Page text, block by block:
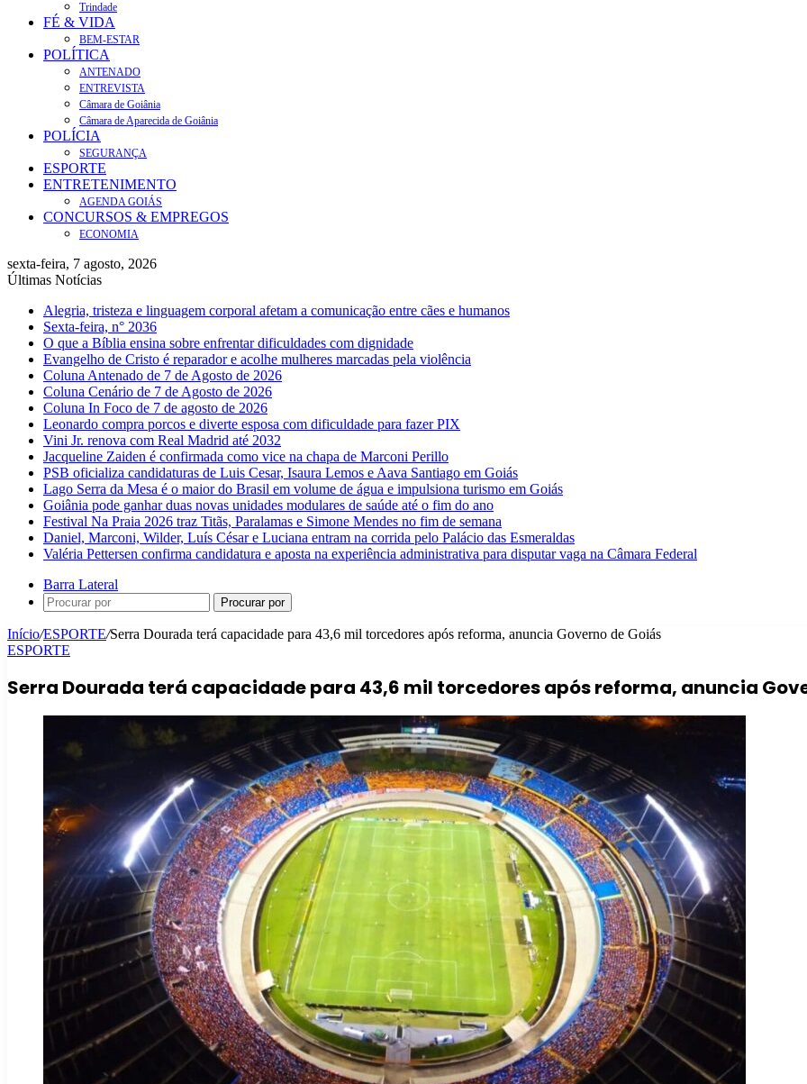
Trindade
FÉ & VIDA
BEM-ESTAR
POLÍTICA
ANTENADO
ENTREVISTA
Câmara de Goiânia
Câmara de Aparecida de Goiânia
POLÍCIA
SEGURANÇA
ESPORTE
ENTRETENIMENTO
AGENDA GOIÁS
CONCURSOS & EMPREGOS
ECONOMIA
sexta-feira, 7 agosto, 2026
Últimas Notícias
Alegria, tristeza e linguagem corporal afetam a comunicação entre cães e humanos
Sexta-feira, n° 2036
O que a Bíblia ensina sobre enfrentar dificuldades com dignidade
Evangelho de Cristo é reparador e acolhe mulheres marcadas pela violência
Coluna Antenado de 7 de Agosto de 2026
Coluna Cenário de 7 de Agosto de 2026
Coluna In Foco de 7 de agosto de 2026
Leonardo compra porcos e diverte esposa com dificuldade para fazer PIX
Vini Jr. renova com Real Madrid até 2032
Jacqueline Zaiden é confirmada como vice na chapa de Marconi Perillo
PSB oficializa candidaturas de Luis Cesar, Isaura Lemos e Aava Santiago em Goiás
Lago Serra da Mesa é o maior do Brasil em volume de água e impulsiona turismo em Goiás
Goiânia pode ganhar duas novas unidades modulares de saúde até o fim do ano
Festival Na Praia 2026 traz Titãs, Paralamas e Simone Mendes no fim de semana
Daniel, Marconi, Wilder, Luís César e Luciana entram na corrida pelo Palácio das Esmeraldas
Valéria Pettersen confirma candidatura e aposta na experiência administrativa para disputar vaga na Câmara Federal
Barra Lateral
Procurar por
Início/ESPORTE/Serra Dourada terá capacidade para 43,6 mil torcedores após reforma, anuncia Governo de Goiás
ESPORTE
Serra Dourada terá capacidade para 43,6 mil torcedores após reforma, anuncia